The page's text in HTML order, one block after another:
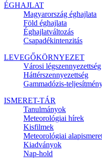
ÉGHAJLAT
Magyarország éghajlata
Föld éghajlata
Éghajlatváltozás
Csapadékintenzitás
LEVEGŐKÖRNYEZET
Városi légszennyezettség
Háttérszennyezettség
Gammadózis-
ISMERET-TÁR
Tanulmányok
Meteorológiai hírek
Kisfilmek
Meteorológiai
Kiadványok
Nap-hold